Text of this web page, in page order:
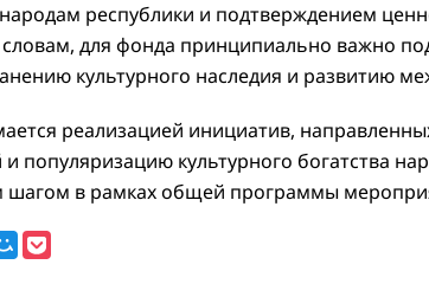
республики и подтверждением
для фонда принципиально важно
культурного наследия и развитию
реализацией инициатив,
популяризацию культурного богатства
шагом в рамках общей программы